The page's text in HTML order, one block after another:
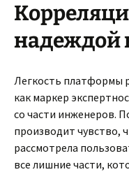
надеждой
Легкость платформы
как маркер
со части инженеров.
производит чувство,
рассмотрела
все лишние части,